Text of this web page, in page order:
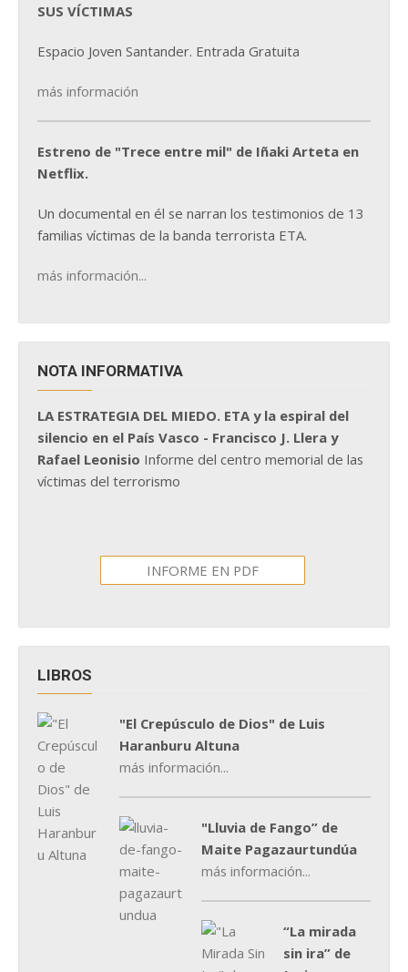
SUS VÍCTIMAS
Espacio Joven Santander. Entrada Gratuita
más información
Estreno de "Trece entre mil" de Iñaki Arteta en
Netflix.
Un documental en él se narran los testimonios de 13
familias víctimas de la banda terrorista ETA.
más información...
NOTA INFORMATIVA
LA ESTRATEGIA DEL MIEDO. ETA y la espiral del
silencio en el País Vasco - Francisco J. Llera y
Rafael Leonisio Informe del centro memorial de las
víctimas del terrorismo
INFORME EN PDF
LIBROS
"El Crepúsculo de Dios" de Luis
Haranburu Altuna
más información...
"Lluvia de Fango” de
Maite Pagazaurtundúa
más información...
“La mirada
sin ira” de